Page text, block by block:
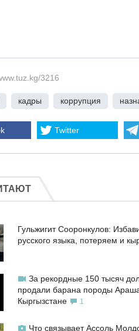
3216
кадры коррупция
Twitter
Гульжигит Сооронкулов:
русского языка, потеряем и
За рекордные 150 тысяч
продали барана породы
Кыргызстане
1
Что связывает Ассоль